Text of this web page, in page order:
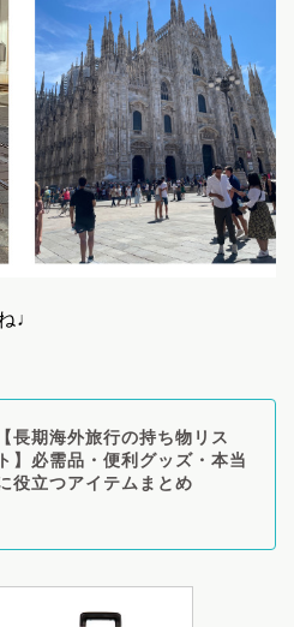
♩
【長期海外旅行の持ち物リス
ト】必需品・便利グッズ・本当
役立つアイテムまとめ